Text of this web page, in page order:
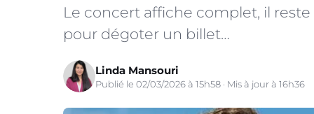
Le concert affiche complet, il
pour dégoter un billet…
Linda Mansouri
Publié le 02/03/2026 à 15h58 · Mis à jour à 16h36